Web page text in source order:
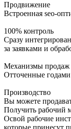
Продвижение
Встроенная sео-
100% контроль
Сразу
за заявками и
Механизмы продаж
Отточенные
Производство
Вы можете
Получить рабочий
Освой рабочие